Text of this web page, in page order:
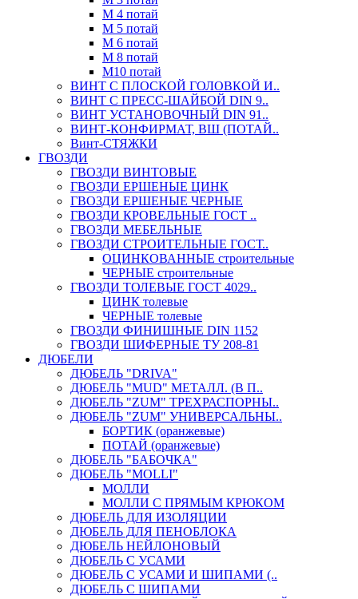
М 4 потай
М 5 потай
М 6 потай
М 8 потай
М10 потай
ВИНТ С ПЛОСКОЙ ГОЛОВКОЙ И..
ВИНТ С ПРЕСС-ШАЙБОЙ DIN 9..
ВИНТ УСТАНОВОЧНЫЙ DIN 91..
ВИНТ-КОНФИРМАТ, ВШ (ПОТАЙ..
Винт-СТЯЖКИ
ГВОЗДИ
ГВОЗДИ ВИНТОВЫЕ
ГВОЗДИ ЕРШЕНЫЕ ЦИНК
ГВОЗДИ ЕРШЕНЫЕ ЧЕРНЫЕ
ГВОЗДИ КРОВЕЛЬНЫЕ ГОСТ ..
ГВОЗДИ МЕБЕЛЬНЫЕ
ГВОЗДИ СТРОИТЕЛЬНЫЕ ГОСТ..
ОЦИНКОВАННЫЕ строительные
ЧЕРНЫЕ строительные
ГВОЗДИ ТОЛЕВЫЕ ГОСТ 4029..
ЦИНК толевые
ЧЕРНЫЕ толевые
ГВОЗДИ ФИНИШНЫЕ DIN 1152
ГВОЗДИ ШИФЕРНЫЕ ТУ 208-81
ДЮБЕЛИ
ДЮБЕЛЬ "DRIVA"
ДЮБЕЛЬ "MUD" МЕТАЛЛ. (В П..
ДЮБЕЛЬ "ZUM" ТРЕХРАСПОРНЫ..
ДЮБЕЛЬ "ZUM" УНИВЕРСАЛЬНЫ..
БОРТИК (оранжевые)
ПОТАЙ (оранжевые)
ДЮБЕЛЬ "БАБОЧКА"
ДЮБЕЛЬ "МOLLI"
МОЛЛИ
МОЛЛИ С ПРЯМЫМ КРЮКОМ
ДЮБЕЛЬ ДЛЯ ИЗОЛЯЦИИ
ДЮБЕЛЬ ДЛЯ ПЕНОБЛОКА
ДЮБЕЛЬ НЕЙЛОНОВЫЙ
ДЮБЕЛЬ С УСАМИ
ДЮБЕЛЬ С УСАМИ И ШИПАМИ (..
ДЮБЕЛЬ С ШИПАМИ